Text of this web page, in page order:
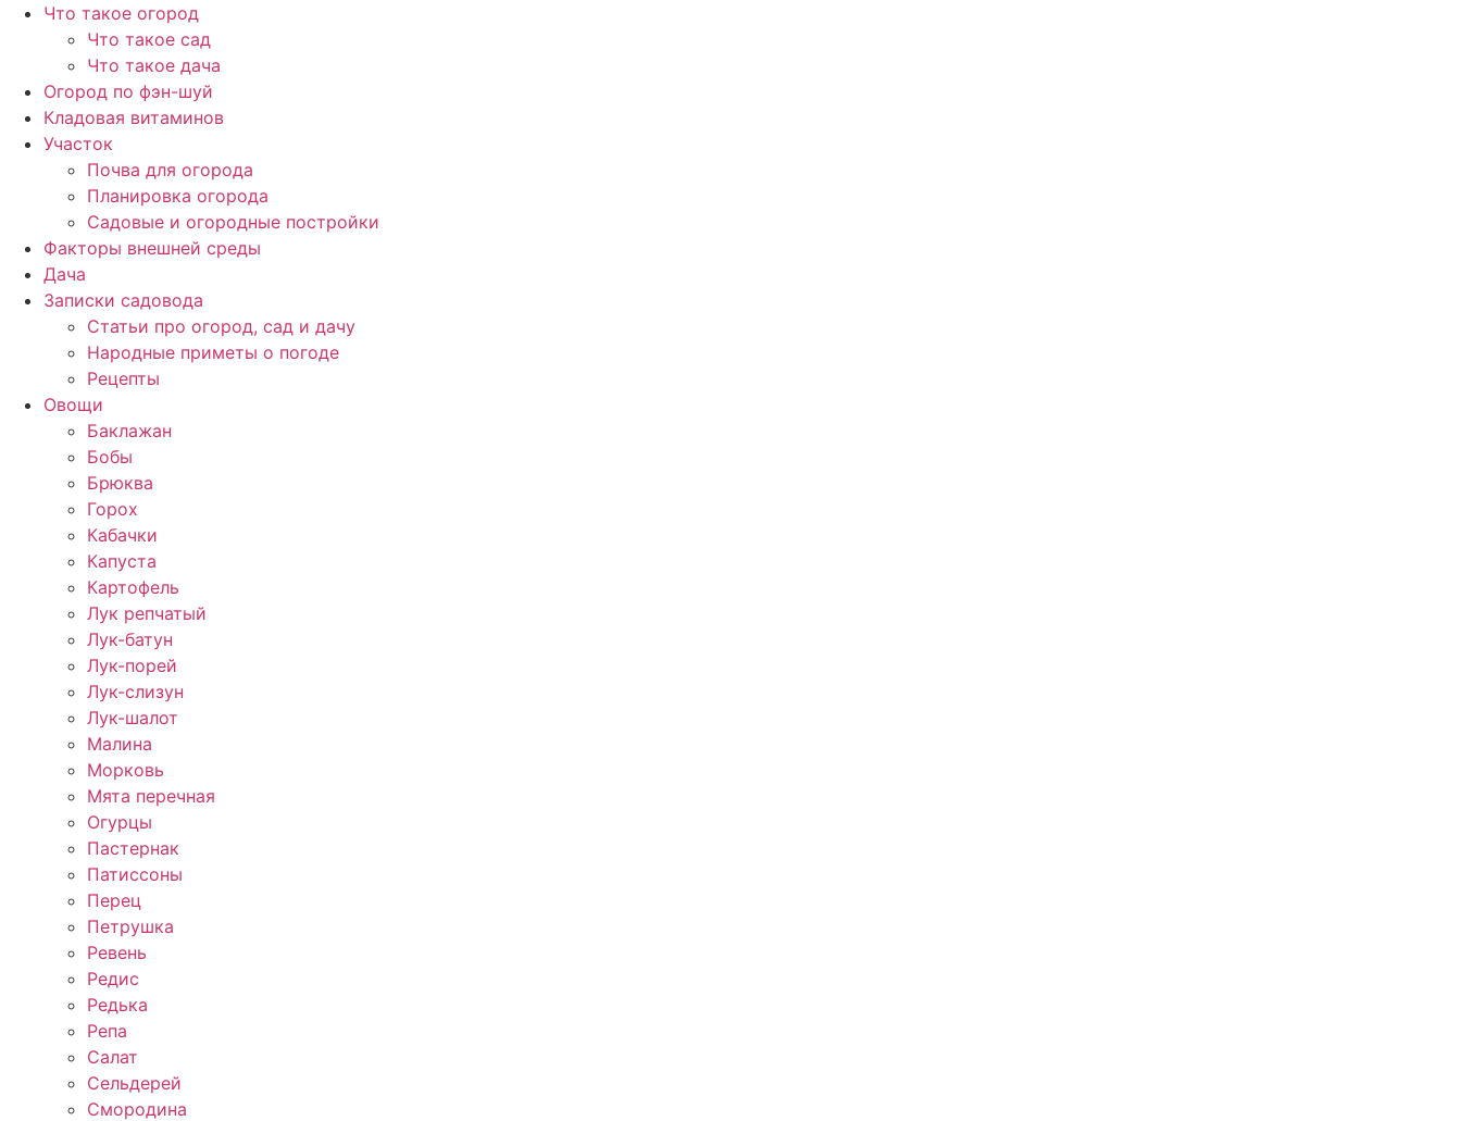
Перейти
содержимому
Что такое огород
Что такое сад
Что такое дача
Огород по фэн-шуй
Кладовая витаминов
Участок
Почва для огорода
Планировка огорода
Садовые и огородные постройки
Факторы внешней среды
Дача
Записки садовода
Статьи про огород, сад и дачу
Народные приметы о погоде
Рецепты
Овощи
Баклажан
Бобы
Брюква
Горох
Кабачки
Капуста
Картофель
Лук репчатый
Лук-батун
Лук-порей
Лук-слизун
Лук-шалот
Малина
Морковь
Мята перечная
Огурцы
Пастернак
Патиссоны
Перец
Петрушка
Ревень
Редис
Редька
Репа
Салат
Сельдерей
Смородина